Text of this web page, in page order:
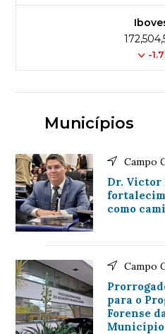
-
Municípios
Campo
Dr. Victor
como
Campo
para o
Forense
Município